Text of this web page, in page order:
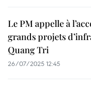
Le PM appelle à
grands projets
Quang Tri
26/07/2025 12:45